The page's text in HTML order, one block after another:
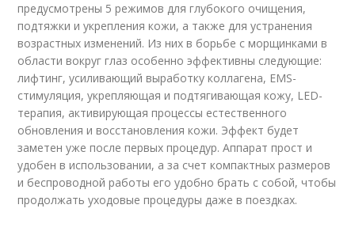
предусмотрены 5 режимов для глубокого очищения,
подтяжки и укрепления кожи, а также для устранения
возрастных изменений. Из них в борьбе с морщинками в
области вокруг глаз особенно эффективны следующие:
лифтинг, усиливающий выработку коллагена, EMS-
стимуляция, укрепляющая и подтягивающая кожу, LED-
терапия, активирующая процессы естественного
обновления и восстановления кожи. Эффект будет
заметен уже после первых процедур. Аппарат прост и
удобен в использовании, а за счет компактных размеров
и беспроводной работы его удобно брать с собой, чтобы
продолжать уходовые процедуры даже в поездках.